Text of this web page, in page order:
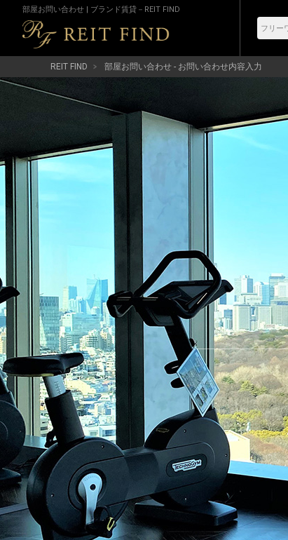
部屋お問い合わせ | ブランド賃貸－REIT FIND
REIT FIND 部屋お問い合わせ - お問い合わせ内容入力